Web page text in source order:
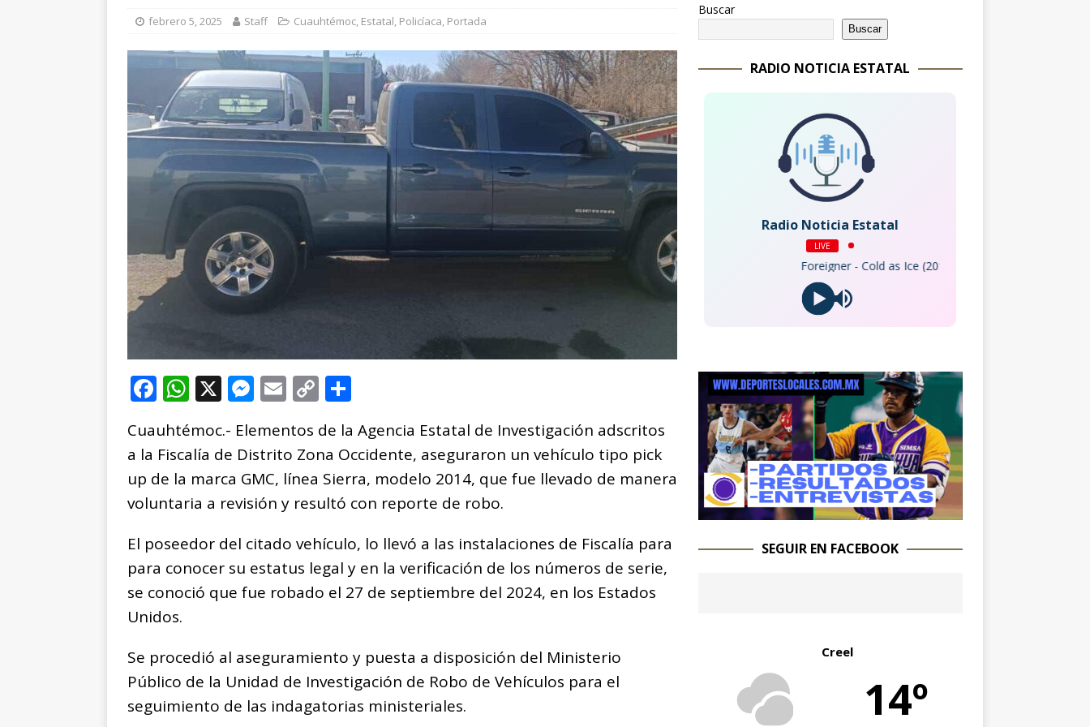
[ agosto 5, 2026 ]
Reconocen a Óscar Léos Mayagoitia por su trabajo al frente del
Bienestar en esta región
CUAUHTÉMOC
febrero 5, 2025 Staff Cuauhtémoc, Estatal, Policíaca, Portada
F
c
e
b
o
o
k
W
at
s
A
p
p
X M
ss
e
n
g
e
r
E
ai
l
C
p
y
Li
n
k
m
p
ar
ti
r
Cuauhtémoc.- Elementos de la Agencia Estatal de Investigación adscritos
a la Fiscalía de Distrito Zona Occidente, aseguraron un vehículo tipo pick
up de la marca GMC, línea Sierra, modelo 2014, que fue llevado de manera
voluntaria a revisión y resultó con reporte de robo.
El poseedor del citado vehículo, lo llevó a las instalaciones de Fiscalía para
para conocer su estatus legal y en la verificación de los números de serie,
se conoció que fue robado el 27 de septiembre del 2024, en los Estados
Unidos.
Se procedió al aseguramiento y puesta a disposición del Ministerio
Público de la Unidad de Investigación de Robo de Vehículos para el
seguimiento de las indagatorias ministeriales.
Buscar
Buscar
RADIO NOTICIA ESTATAL
Radio Noticia Estatal
LIVE
Foreigner - Cold as Ice (2017 Remaster)
SEGUIR EN FACEBOOK
Creel
14º